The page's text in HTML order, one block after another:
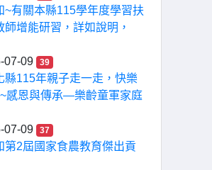
~有關本縣115學年度學習扶
師增能研習，詳如說明，
07-09
39
縣115年親子走一走，快樂
感恩與傳承—樂齡童軍家庭
07-09
37
第2屆國家食農教育傑出貢